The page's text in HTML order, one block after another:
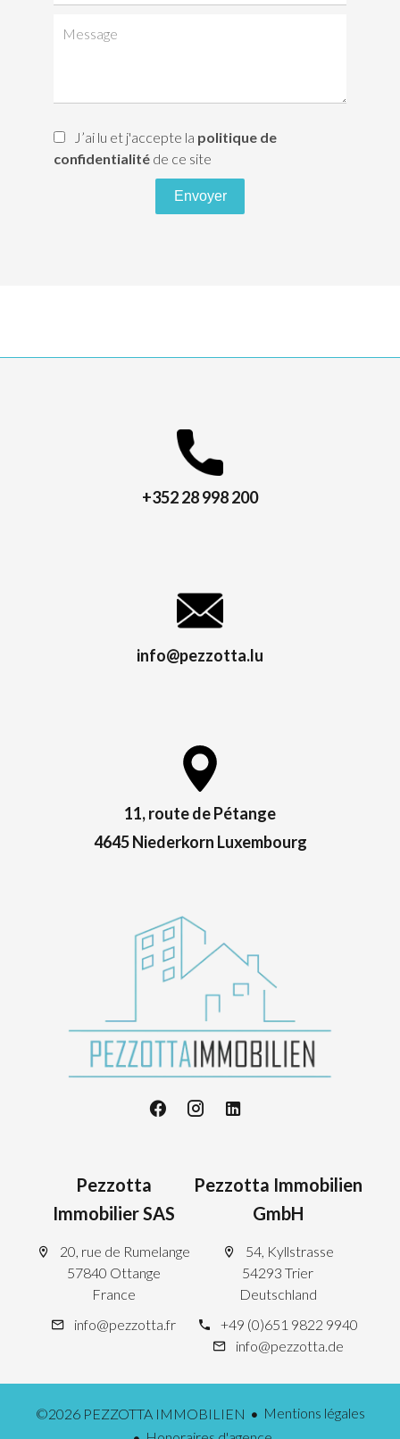
J’ai lu et j'accepte la politique de
confidentialité de ce site
Envoyer
+352 28 998 200
info@pezzotta.lu
11, route de Pétange
4645 Niederkorn Luxembourg
Pezzotta
Immobilier SAS
20, rue de Rumelange
57840 Ottange
France
info@pezzotta.fr
Pezzotta Immobilien
GmbH
54, Kyllstrasse
54293 Trier
Deutschland
+49 (0)651 9822 9940
info@pezzotta.de
©2026 PEZZOTTA IMMOBILIEN
Mentions légales